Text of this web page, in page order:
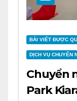
BÀI VIẾT ĐƯỢC
DỊCH VỤ CHUYỂN
Chuyển
Park